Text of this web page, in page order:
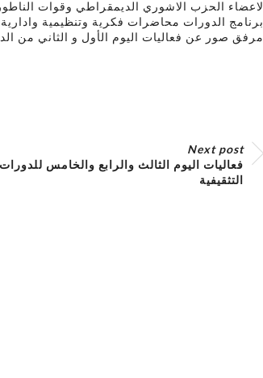
لاعضاء الحزب الاشوري الديمقراطي وقوات
برنامج الدورات محاضرات فكرية وتنظيمية
مرفق صور عن فعاليات اليوم الأول و الثاني من
Next post
فعاليات اليوم الثالث والرابع والخامس للدورات
التثقيفية